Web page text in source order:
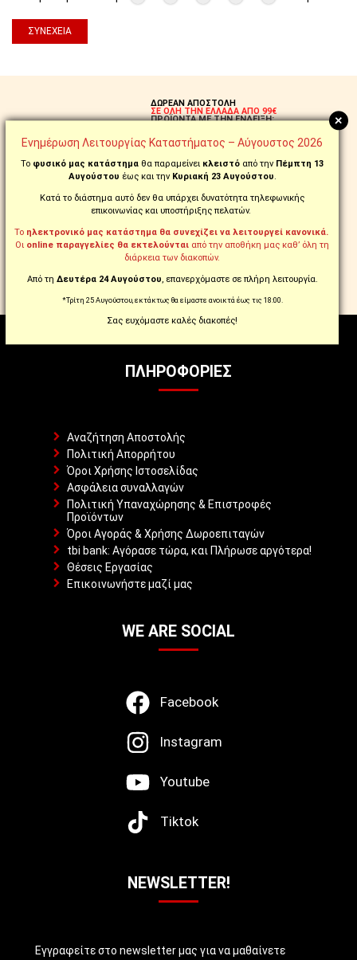
ΣΥΝΈΧΕΙΑ
ΔΩΡΕΑΝ ΑΠΟΣΤΟΛΗ
ΣΕ ΟΛΗ ΤΗΝ ΕΛΛΑΔΑ ΑΠΟ 99€
ΠΡΟΪΟΝΤΑ ΜΕ ΤΗΝ ΕΝΔΕΙΞΗ:
ΠΑΡΑΓΓΕΙΛΤΕ ΚΑΙ
ΤΗΛΕΦΩΝΙΚΑ ΣΤΟ
210.5769.200
ΑΛΛΑΞΑΤΕ ΓΝΩΜΗ;
ΣΕ ΕΩΣ 14 ΗΜΕΡΕΣ!
ΕΩΣ 18 ΑΤΟΚΕΣ ΜΕ ΠΙΣΤΩΤΙΚΗ
ΕΩΣ 60 ΔΟΣΕΙΣ ΜΕ tbi bank
ΠΛΗΡΟΦΟΡΊΕΣ
Αναζήτηση Αποστολής
Πολιτική Απορρήτου
Όροι Χρήσης Ιστοσελίδας
Ασφάλεια συναλλαγών
Πολιτική Υπαναχώρησης & Επιστροφές
Προϊόντων
Όροι Αγοράς & Χρήσης Δωροεπιταγών
tbi bank: Αγόρασε τώρα, και Πλήρωσε αργότερα!
Θέσεις Εργασίας
Επικοινωνήστε μαζί μας
WE ARE SOCIAL
Facebook
Instagram
Youtube
Tiktok
NEWSLETTER!
Εγγραφείτε στο newsletter μας για να μαθαίνετε
+
Ενημέρωση Λειτουργίας Καταστήματος – Αύγουστος 2026
Το φυσικό μας κατάστημα θα παραμείνει κλειστό από την Πέμπτη 13
Αυγούστου έως και τηνΚυριακή 23 Αυγούστου.
Κατά το διάστημα αυτό δεν θα υπάρχει δυνατότητα τηλεφωνικής
επικοινωνίας και υποστήριξης πελατών.
Το ηλεκτρονικό μας κατάστημα θα συνεχίζει να λειτουργεί κανονικά.
Οι online παραγγελίες θα εκτελούνται από την αποθήκη μας καθ’ όλη τη
διάρκεια των διακοπών.
Από τη Δευτέρα 24 Αυγούστου, επανερχόμαστε σε πλήρη λειτουργία.
*Τρίτη 25 Αυγούστου, εκτάκτως θα είμαστε ανοικτά έως τις 18:00.
Σας ευχόμαστε καλές διακοπές!